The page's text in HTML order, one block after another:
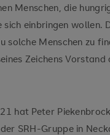
Menschen, die
sich einbringen wollen.
solche Menschen zu
Zeichens Vorstand
hat Peter
SRH-Gruppe in